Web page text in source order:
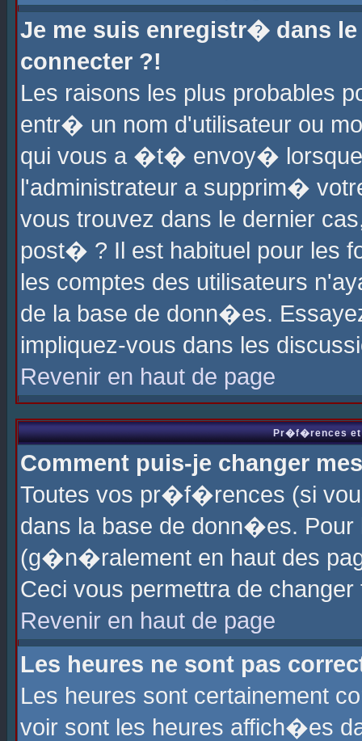
Je me suis enregistr� dans
connecter ?!
Les raisons les plus probables
entr� un nom d'utilisateur ou
qui vous a �t� envoy�
l'administrateur a supprim�
vous trouvez dans le dernier
post� ? Il est habituel pour les
les comptes des utilisateurs
de la base de donn�es.
impliquez-vous dans les
Revenir en haut de page
Pr�f�rences et
Comment puis-je changer
Toutes vos pr�f�rences (si
dans la base de donn�es.
(g�n�ralement en haut des
Ceci vous permettra de
Revenir en haut de page
Les heures ne sont pas
Les heures sont certainement
voir sont les heures affich�es